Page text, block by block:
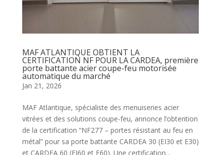
MAF ATLANTIQUE OBTIENT LA
CERTIFICATION NF POUR LA CARDEA, première
porte battante acier coupe-feu motorisée
automatique du marché
Jan 21, 2026
MAF Atlantique, spécialiste des menuiseries acier
vitrées et des solutions coupe-feu, annonce l’obtention
de la certification “NF277 – portes résistant au feu en
métal” pour sa porte battante CARDEA 30 (EI30 et E30)
et CARDEA 60 (EI60 et E60). Une certification...